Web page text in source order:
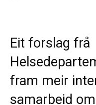
Eit forslag frå
fram meir
samarbeid